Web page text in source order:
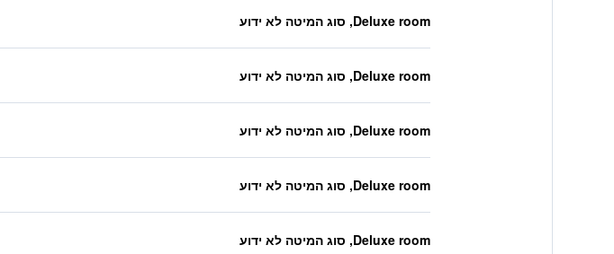
Deluxe room, סוג המיטה לא ידוע
Deluxe room, סוג המיטה לא ידוע
Deluxe room, סוג המיטה לא ידוע
Deluxe room, סוג המיטה לא ידוע
Deluxe room, סוג המיטה לא ידוע